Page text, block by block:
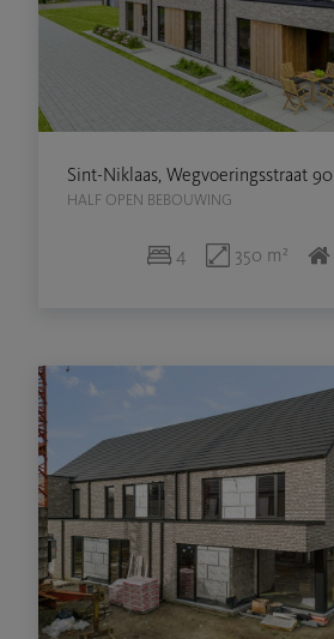
Sint-Niklaas, Wegvoeringsstraat 90
HALF OPEN BEBOUWING
4 350 m²